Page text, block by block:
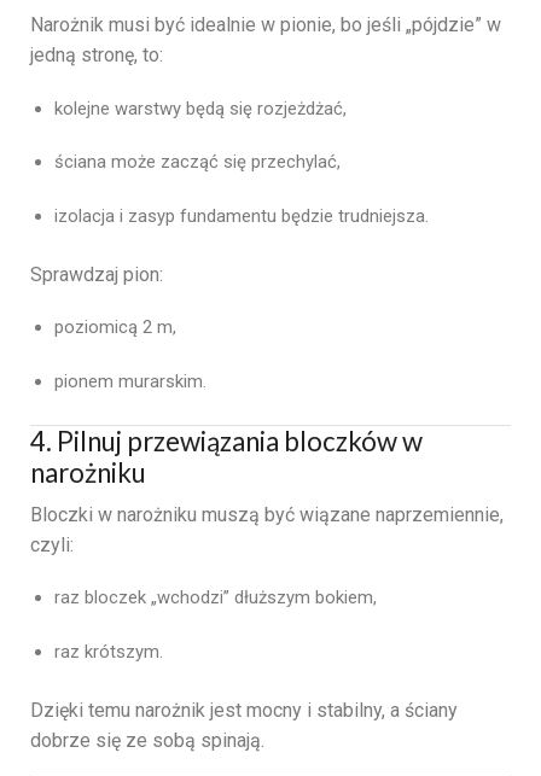
Narożnik musi być idealnie w pionie, bo jeśli „pójdzie” w
jedną stronę, to:
kolejne warstwy będą się rozjeżdżać,
ściana może zacząć się przechylać,
izolacja i zasyp fundamentu będzie trudniejsza.
Sprawdzaj pion:
poziomicą 2 m,
pionem murarskim.
4. Pilnuj przewiązania bloczków w
narożniku
Bloczki w narożniku muszą być wiązane naprzemiennie,
czyli:
raz bloczek „wchodzi” dłuższym bokiem,
raz krótszym.
Dzięki temu narożnik jest mocny i stabilny, a ściany
dobrze się ze sobą spinają.